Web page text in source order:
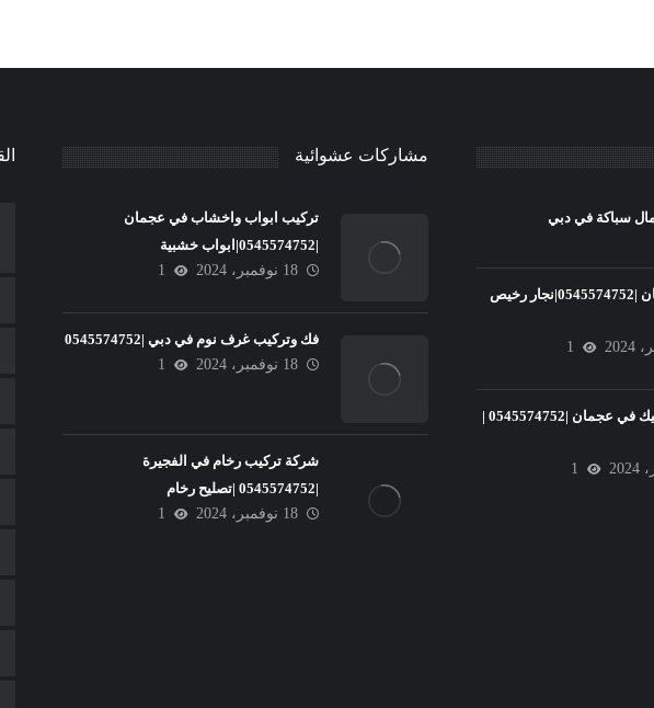
نجار في عجمان |0545574752|نجار رخيص
1
تركيب سيراميك في عجمان |0545574752 |
1
مشاركات عشوائية
تركيب ابواب واخشاب في عجمان
|0545574752|ابواب خشبية
18 نوفمبر، 2024
1
فك وتركيب غرف نوم في دبي |0545574752
18 نوفمبر، 2024
1
شركة تركيب رخام في الفجيرة
|0545574752 |تصليح رخام
18 نوفمبر، 2024
1